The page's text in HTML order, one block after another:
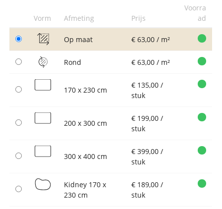
Vorm Afmeting Prijs
Voorra
ad
Op maat € 63,00 / m²
Rond € 63,00 / m²
170 x 230 cm
€ 135,00 /
stuk
200 x 300 cm
€ 199,00 /
stuk
300 x 400 cm
€ 399,00 /
stuk
Kidney 170 x
230 cm
€ 189,00 /
stuk